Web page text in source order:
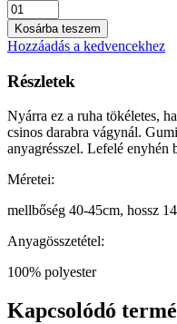
Kosárba teszem
Hozzáadás a kedvencekhez
Részletek
Nyárra ez a ruha tökéletes,
csinos darabra vágynál.
anyagrésszel. Lefelé
Méretei:
mellbőség 40-45cm, hossz
Anyagösszetétel:
100% polyester
Kapcsolódó